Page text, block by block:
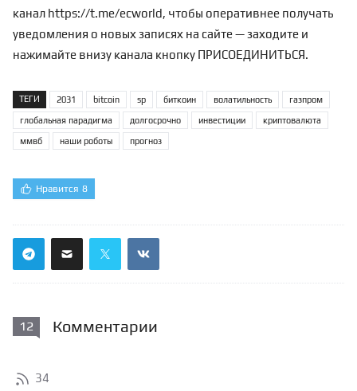
канал https://t.me/ecworld, чтобы оперативнее получать
уведомления о новых записях на сайте — заходите и
нажимайте внизу канала кнопку ПРИСОЕДИНИТЬСЯ.
ТЕГИ 2031 bitcoin sp биткоин волатильность газпром
глобальная парадигма долгосрочно инвестиции криптовалюта
ммвб наши роботы прогноз
Нравится 8
12 Комментарии
34